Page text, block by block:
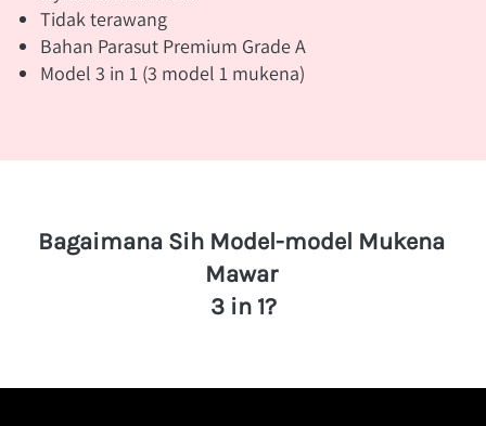
Tidak terawang
Bahan Parasut Premium Grade A
Model 3 in 1 (3 model 1 mukena)
Bagaimana Sih Model-model Mukena
Mawar
3 in 1?